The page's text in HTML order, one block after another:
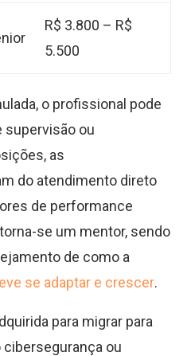
R$ 3.800 – R$
5.500
o profissional pode
supervisão ou
as
do atendimento direto
de performance
se um mentor, sendo
de como a
se adaptar e crescer.
para migrar para
ou